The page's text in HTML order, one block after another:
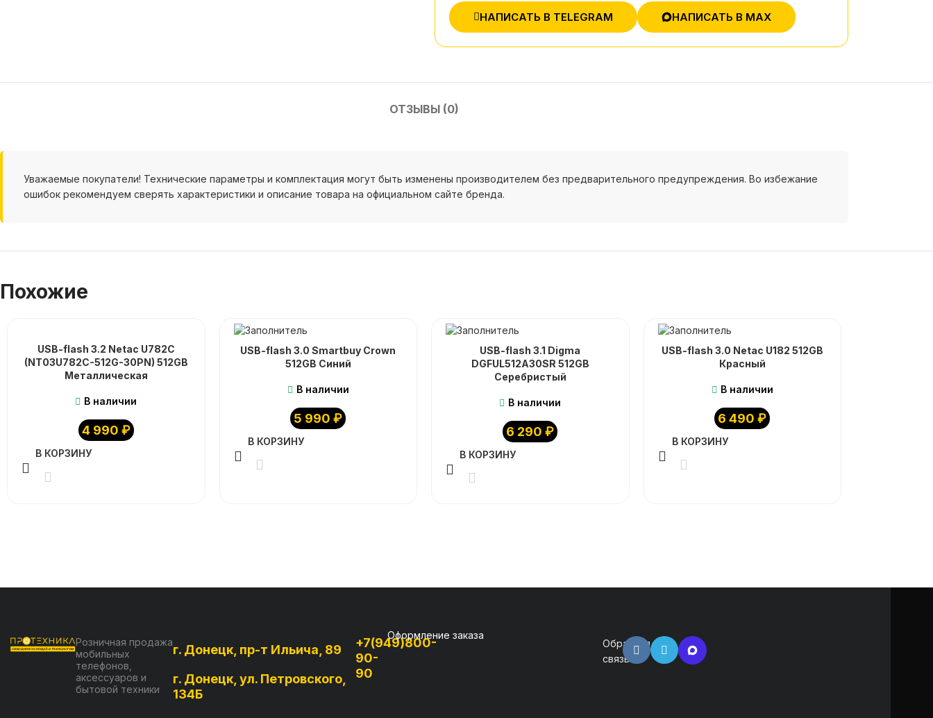
НАПИСАТЬ В TELEGRAM НАПИСАТЬ В MAX
ОТЗЫВЫ (0)
Уважаемые покупатели! Технические параметры и комплектация могут быть изменены производителем без предварительного предупреждения. Во избежание
ошибок рекомендуем сверять характеристики и описание товара на официальном сайте бренда.
Похожие
USB-flash 3.2 Netac U782C
(NT03U782C-512G-30PN) 512GB
Металлическая
В наличии
4 990 ₽
В КОРЗИНУ
USB-flash 3.0 Smartbuy Crown
512GB Синий
В наличии
5 990₽
В КОРЗИНУ
USB-flash 3.1 Digma
DGFUL512A30SR 512GB
Серебристый
В наличии
6 290₽
В КОРЗИНУ
USB-flash 3.0 Netac U182 512GB
Красный
В наличии
6 490₽
В КОРЗИНУ
Розничная продажа
мобильных
телефонов,
аксессуаров и
бытовой техники
г. Донецк, пр-т Ильича, 89
г. Донецк, ул. Петровского,
134Б
+7(949)800-
90-
90
Оформление заказа
Обратная
связь